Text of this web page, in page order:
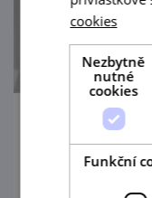
cookies
Nezbytně
nutné
cookies
Funkční